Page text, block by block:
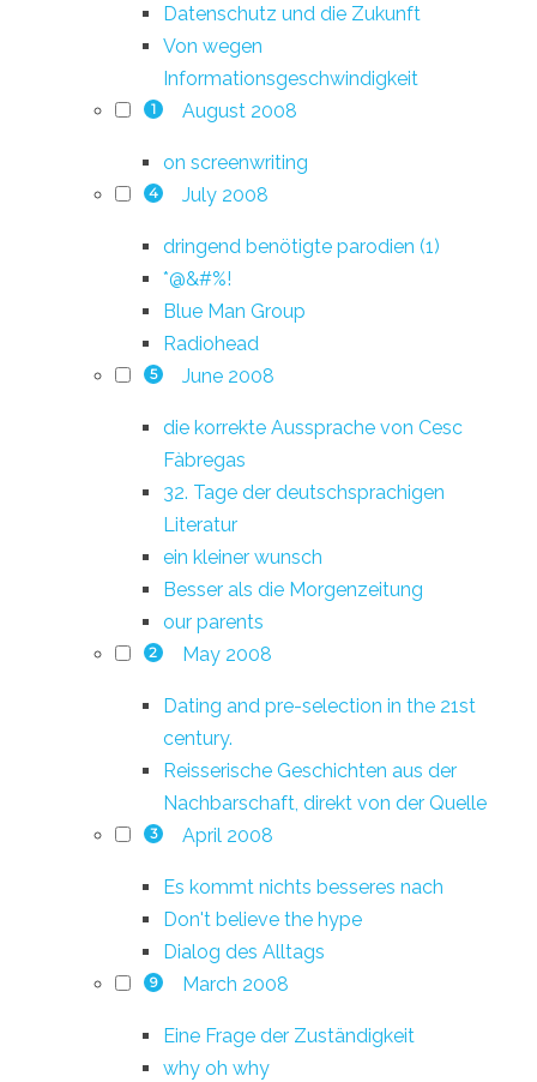
Datenschutz und die Zukunft
Von wegen
Informationsgeschwindigkeit
1 August 2008
on screenwriting
4 July 2008
dringend benötigte parodien (1)
*@&#%!
Blue Man Group
Radiohead
5 June 2008
die korrekte Aussprache von Cesc
Fàbregas
32. Tage der deutschsprachigen
Literatur
ein kleiner wunsch
Besser als die Morgenzeitung
our parents
2 May 2008
Dating and pre-selection in the 21st
century.
Reisserische Geschichten aus der
Nachbarschaft, direkt von der Quelle
3 April 2008
Es kommt nichts besseres nach
Don't believe the hype
Dialog des Alltags
9 March 2008
Eine Frage der Zuständigkeit
why oh why